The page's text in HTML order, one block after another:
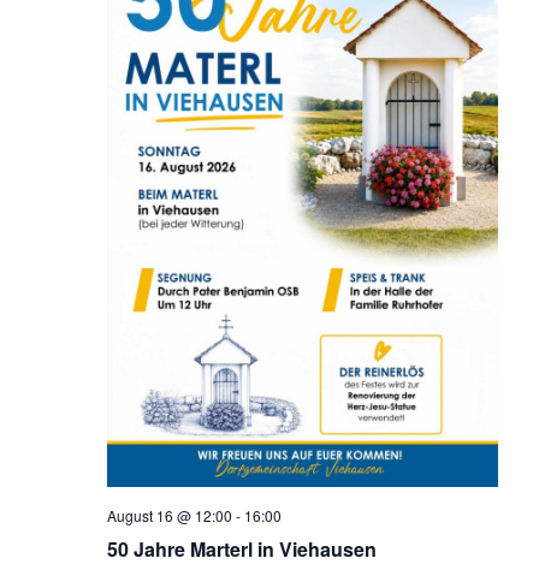
50 Jahre Marterl in Viehausen
August 16 @ 12:00 - 16:00